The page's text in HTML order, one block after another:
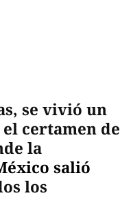
se vivió un
certamen de
la
salió
los